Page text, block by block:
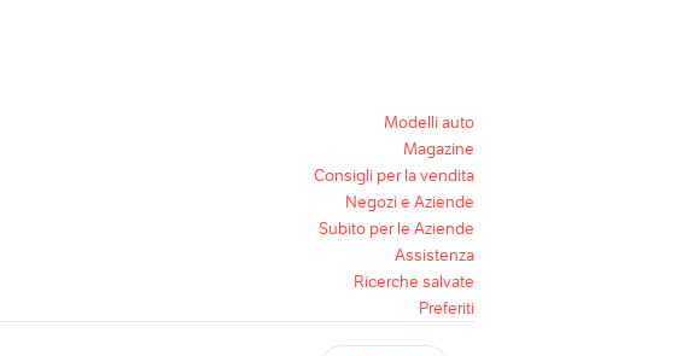
Modelli auto
Magazine
Consigli per la vendita
Negozi e Aziende
Subito per le Aziende
Assistenza
Ricerche salvate
Preferiti